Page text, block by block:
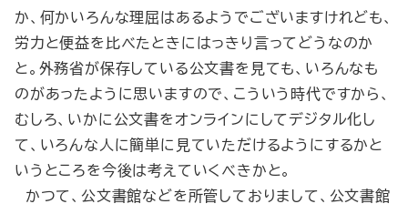
か、何かいろんな理屈はあるようでございますけれども、
労力と便益を比べたときにはっきり言ってどうなのか
と。外務省が保存している公文書を見ても、いろんなも
のがあったように思いますので、こういう時代ですから、
むしろ、いかに公文書をオンラインにしてデジタル化し
て、いろんな人に簡単に見ていただけるようにするかと
いうところを今後は考えていくべきかと。
かつて、公文書館などを所管しておりまして、公文書館